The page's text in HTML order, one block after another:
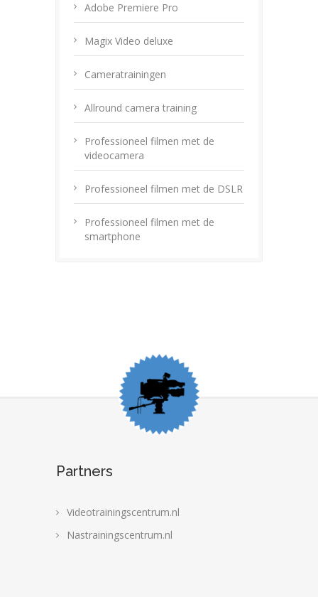
Adobe Premiere Pro
Magix Video deluxe
Cameratrainingen
Allround camera training
Professioneel filmen met de
videocamera
Professioneel filmen met de DSLR
Professioneel filmen met de
smartphone
Partners
Videotrainingscentrum.nl
Nastrainingscentrum.nl